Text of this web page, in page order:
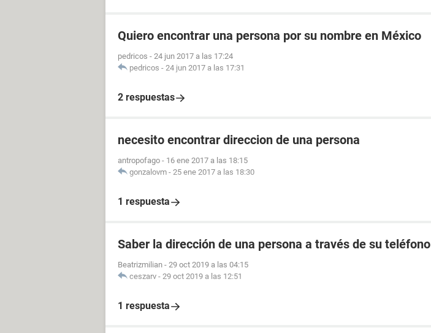
Quiero encontrar una persona por su nombre en México
pedricos - 24 jun 2017 a las 17:24
pedricos - 24 jun 2017 a las 17:31
2 respuestas
necesito encontrar direccion de una persona
antropofago - 16 ene 2017 a las 18:15
gonzalovm - 25 ene 2017 a las 18:30
1 respuesta
Saber la dirección de una persona a través de su teléfono
Beatrizmilian - 29 oct 2019 a las 04:15
ceszarv - 29 oct 2019 a las 12:51
1 respuesta